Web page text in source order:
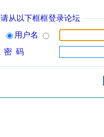
请从以下框框登录论坛
用户名
密 码